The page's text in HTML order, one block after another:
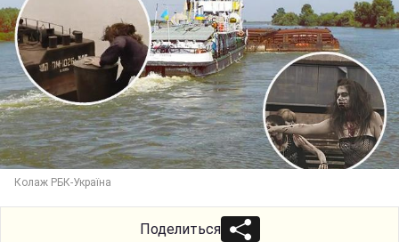
Колаж РБК-Україна
Поделиться